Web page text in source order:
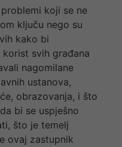
koji se ne
ključu nego su
kako bi
svih građana
nagomilane
ustanova,
obrazovanja, i što
bi se uspješno
što je temelj
ovaj zastupnik